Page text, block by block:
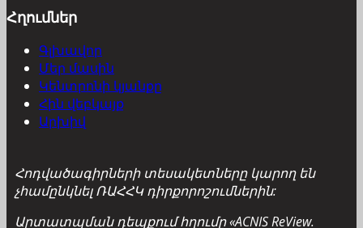
Հղումներ
Գլխավոր
Մեր մասին
Կենտրոնի կյանքը
Հին վեբկայք
Արխիվ
Հոդվածագիրների տեսակետները կարող են
չհամընկնել ՌԱՀՀԿ դիրքորոշումներին:
Արտատպման դեպքում հղումը «ACNIS ReView.